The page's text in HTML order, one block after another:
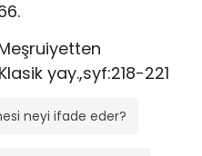
Meşruiyetten
yay.,syf:218-221
neyi ifade eder?